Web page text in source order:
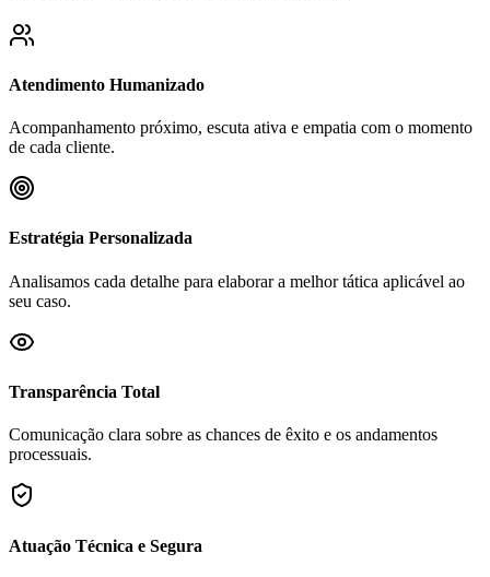
Atendimento Humanizado
Acompanhamento próximo, escuta ativa e empatia com o momento
de cada cliente.
Estratégia Personalizada
Analisamos cada detalhe para elaborar a melhor tática aplicável ao
seu caso.
Transparência Total
Comunicação clara sobre as chances de êxito e os andamentos
processuais.
Atuação Técnica e Segura